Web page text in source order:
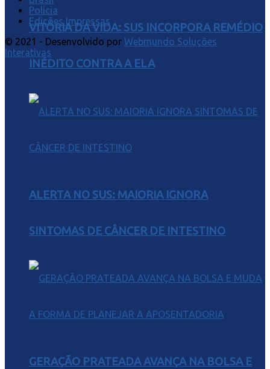
VITÓRIA DA VIDA: SUS INCORPORA REMÉDIO
INÉDITO CONTRA A ELA
ALERTA NO SUS: MAIORIA IGNORA
SINTOMAS DE CÂNCER DE INTESTINO
GERAÇÃO PRATEADA AVANÇA NA BOLSA E
Polícia
Edições Impressas
© 2021 - Desenvolvido por Webmundo Soluções
Interativas